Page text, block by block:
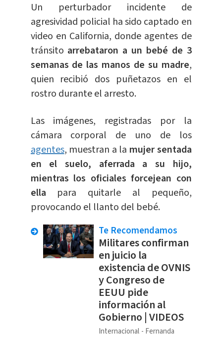
Un perturbador incidente de
agresividad policial ha sido captado en
video en California, donde agentes de
tránsito arrebataron a un bebé de 3
semanas de las manos de su madre,
quien recibió dos puñetazos en el
rostro durante el arresto.
Las imágenes, registradas por la
cámara corporal de uno de los
agentes, muestran a la mujer sentada
en el suelo, aferrada a su hijo,
mientras los oficiales forcejean con
ella para quitarle al pequeño,
provocando el llanto del bebé.
Te Recomendamos
Militares confirman
en juicio la
existencia de OVNIS
y Congreso de
EEUU pide
información al
Gobierno | VIDEOS
Internacional
Fernanda